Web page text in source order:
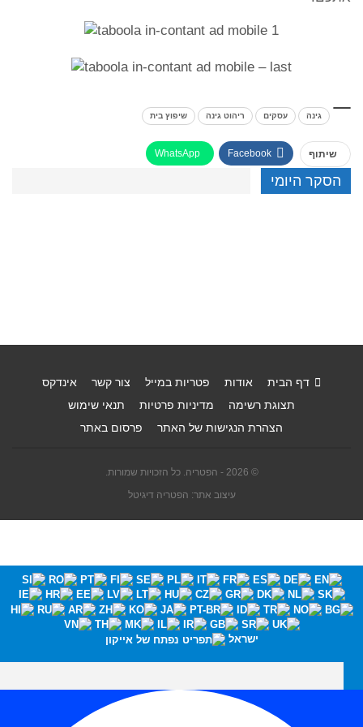
גינה עסקים ריהוט גינה שיפוץ בית
שיתוף Facebook
WhatsApp
הסקר היומי
דף הבית אודות פטריות במייל צור קשר
אינדקס
תצוגת רשימה
מדיניות פרטיות
תנאי שימוש
הצהרת הנגישות של האתר
פרסום באתר
© 2026 - הפטריה. כל הזכויות שמורות.
עיצוב אתר: הפטריה דיגיטל
ישראל